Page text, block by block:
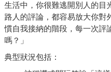
生活中，你很難逃開別人的目
路人的評論，都容易放大你對
慣自我接納的階段，每一次評
嗎？」
典型狀況包括：